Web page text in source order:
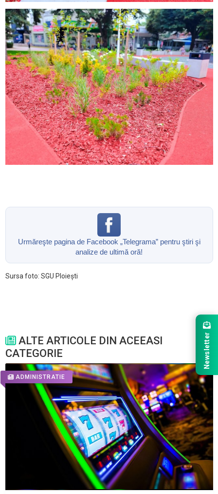
Urmăreşte pagina de Facebook „Telegrama” pentru ştiri şi
analize de ultimă oră!
Sursa foto: SGU Ploiești
ALTE ARTICOLE DIN ACEEASI
CATEGORIE
ADMINISTRATIE
Newsletter